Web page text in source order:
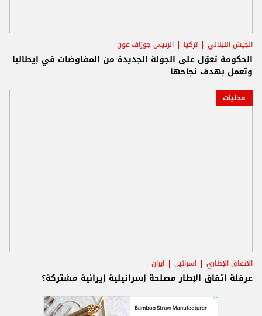
الجيش اللبناني تركيا الرئيس جوزاف عون
الحكومة تعوّل على الجولة الجديدة من المفاوضات في إيطاليا
وتعمل بهدف نجاحها
محليات
الاتفاق الإطاري اسرائيل ايران
عرقلة اتفاق الإطار مصلحة إسرائيلية إيرانية مشتركة؟